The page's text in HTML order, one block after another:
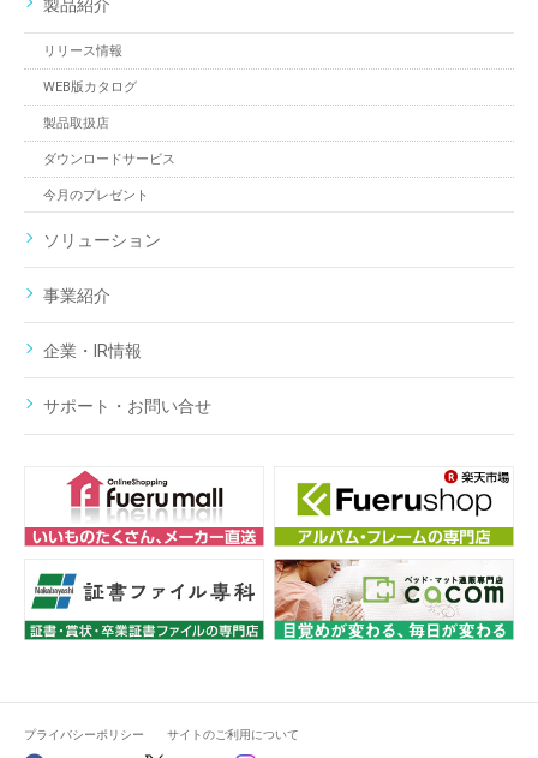
製品紹介
リリース情報
WEB版カタログ
製品取扱店
ダウンロードサービス
今月のプレゼント
ソリューション
事業紹介
企業・IR情報
サポート・お問い合せ
プライバシーポリシー サイトのご利用について